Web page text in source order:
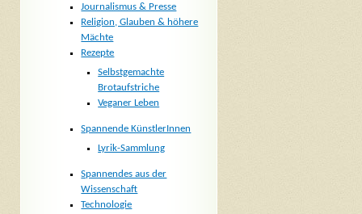
Journalismus & Presse
Religion, Glauben & höhere
Mächte
Rezepte
Selbstgemachte
Brotaufstriche
Veganer Leben
Spannende KünstlerInnen
Lyrik-Sammlung
Spannendes aus der
Wissenschaft
Technologie